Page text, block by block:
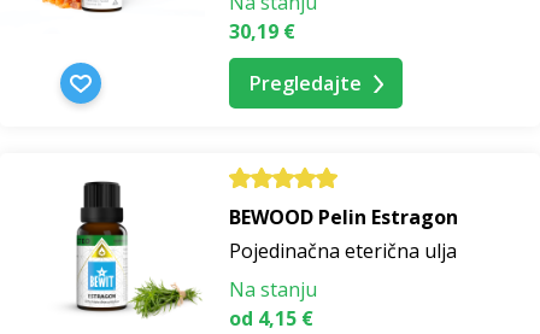
30,19 €
Pregledajte
BEWOOD Pelin Estragon
Pojedinačna eterična ulja
Na stanju
od 4,15 €